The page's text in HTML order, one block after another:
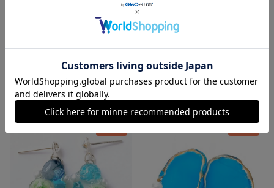
リングストラップ カラフル イエロー 黄色
1,500円
1,500円